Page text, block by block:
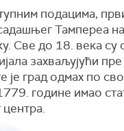
подацима,
Тампереа
Све до 18. века су
захваљујући
је град одмах по
године имао
центра.